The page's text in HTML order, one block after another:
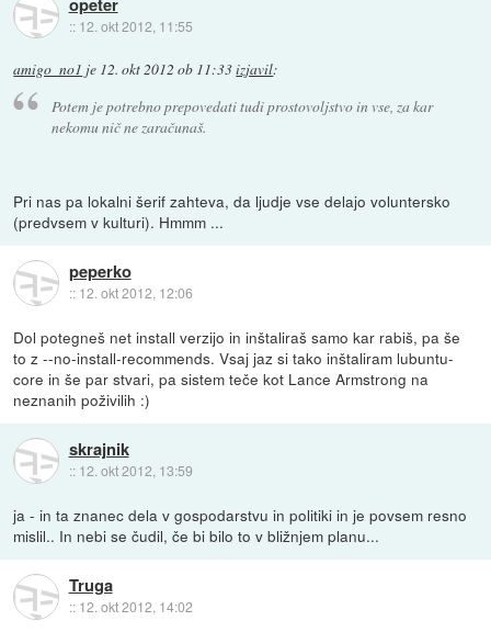
:: 12. okt 2012, 11:55
amigo_no1 je 12. okt 2012 ob 11:33izjavil:
Potem je potrebno prepovedati tudi prostovoljstvo in vse, za kar
nekomu nič ne zaračunaš.
Pri nas pa lokalni šerif zahteva, da ljudje vse delajo voluntersko
(predvsem v kulturi). Hmmm ...
peperko
:: 12. okt 2012, 12:06
Dol potegneš net install verzijo in inštaliraš samo kar rabiš, pa še
to z --no-install-recommends. Vsaj jaz si tako inštaliram lubuntu-
core in še par stvari, pa sistem teče kot Lance Armstrong na
neznanih poživilih :)
skrajnik
:: 12. okt 2012, 13:59
ja - in ta znanec dela v gospodarstvu in politiki in je povsem resno
mislil.. In nebi se čudil, če bi bilo to v bližnjem planu...
Truga
:: 12. okt 2012, 14:02